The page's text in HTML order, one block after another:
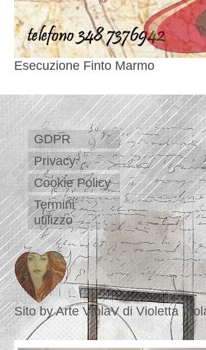
Esecuzione Finto Marmo
GDPR
Privacy
Cookie Policy
Termini
utilizzo
Sito by Arte ViolaV di Violetta